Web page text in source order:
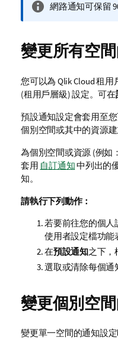
資
註
網路通知可保留
變更所有空
您可以為 Qlik Cloud租用
(租用戶層級) 設定。可在
預設通知設定會套用至
個別空間或其中的資源建
為個別空間或資源 (例如
套用 自訂通知中列出的
知。
請執行下列動作：
若要前往您的個人
使用者設定檔功能
在預設通知之下，
選取或清除每個通
變更個別空
變更單一空間的通知設